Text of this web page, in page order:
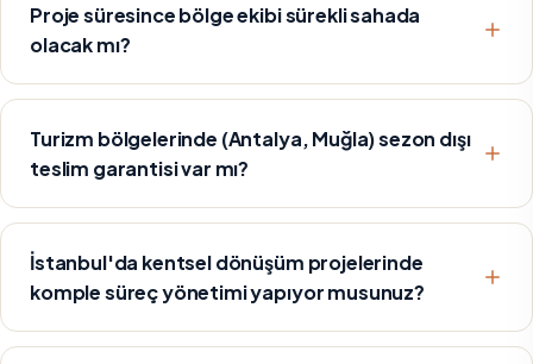
Proje süresince bölge ekibi sürekli sahada
olacak mı?
Turizm bölgelerinde (Antalya, Muğla) sezon dışı
teslim garantisi var mı?
İstanbul'da kentsel dönüşüm projelerinde
komple süreç yönetimi yapıyor musunuz?